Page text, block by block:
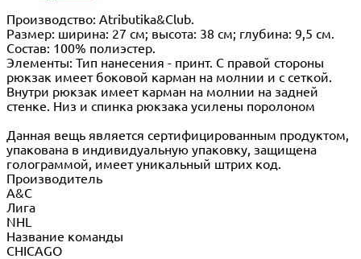
Производство: Atributika&Club.
Размер: ширина: 27 см; высота: 38 см; глубина: 9,5 см.
Состав: 100% полиэстер.
Элементы: Тип нанесения - принт. С правой стороны
рюкзак имеет боковой карман на молнии и с сеткой.
Внутри рюкзак имеет карман на молнии на задней
стенке. Низ и спинка рюкзака усилены поролоном
Данная вещь является сертифицированным продуктом,
упакована в индивидуальную упаковку, защищена
голограммой, имеет уникальный штрих код.
Производитель
A&C
Лига
NHL
Название команды
CHICAGO